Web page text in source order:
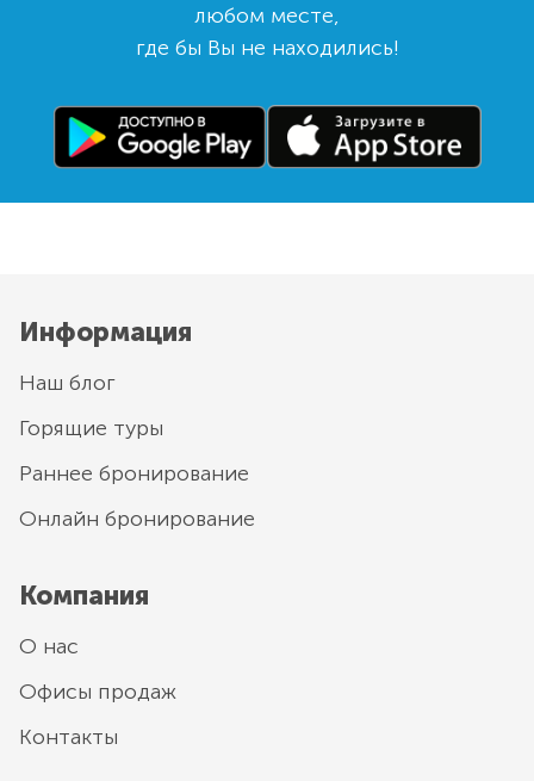
любом месте,
где бы Вы не находились!
Информация
Наш блог
Горящие туры
Раннее бронирование
Онлайн бронирование
Компания
О нас
Офисы продаж
Контакты